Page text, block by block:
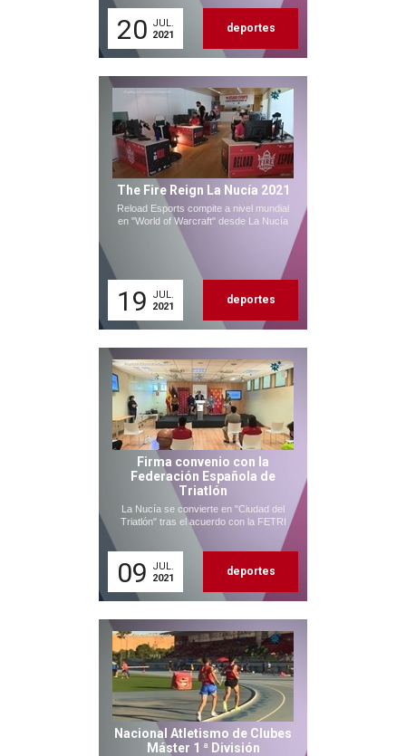
20 JUL.
2021
deportes
The Fire Reign La Nucía 2021
Reload Esports compite a nivel mundial
en "World of Warcraft" desde La Nucía
19
JUL.
2021
deportes
Firma convenio con la
Federación Española de
Triatlón
La Nucía se convierte en "Ciudad del
Triatlón" tras el acuerdo con la FETRI
09
JUL.
2021
deportes
Nacional Atletismo de Clubes
Máster 1 ª División